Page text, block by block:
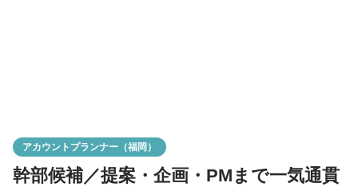
アカウントプランナー（福岡）
幹部候補／提案・企画・PMまで一気通貫